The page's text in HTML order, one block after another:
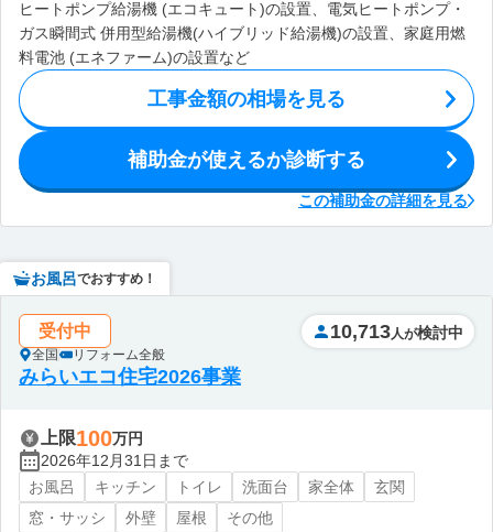
ヒートポンプ給湯機 (エコキュート)の設置、電気ヒートポンプ・
ガス瞬間式 併用型給湯機(ハイブリッド給湯機)の設置、家庭用燃
料電池 (エネファーム)の設置など
工事金額の相場を見る
補助金が使えるか診断する
この補助金の詳細を見る
お風呂でおすすめ！
受付中
全国 リフォーム全般
10,713 人が検討中
みらいエコ住宅2026事業
上限100万円
2026年12月31日まで
お風呂
キッチン トイレ 洗面台 家全体
玄関
窓・サッシ
外壁 屋根
その他